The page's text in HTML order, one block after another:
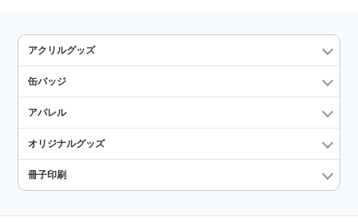
アクリルグッズ
缶バッジ
アパレル
オリジナルグッズ
冊子印刷